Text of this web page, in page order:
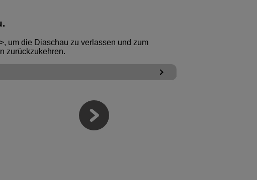
, um die Diaschau zu verlassen und zum
zurückzukehren.